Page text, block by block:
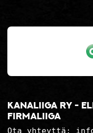
Kanaliiga ry -
firmaliiga
Ota yhteyttä: